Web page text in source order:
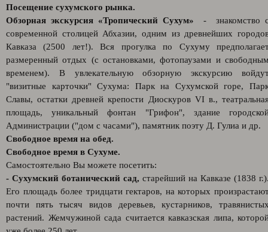
Посещение сухумского рынка.
Обзорная экскурсия «Тропический Сухум» - знакомство
современной столицей Абхазии, одним из древнейших
Кавказа (2500 лет!). Вся прогулка по Сухуму
размеренный отдых (с остановками, фотопаузами и
временем). В увлекательную обзорную экскурсию
"визитные карточки" Сухума: Парк на Сухумской горе,
Славы, остатки древней крепости Диоскуров VI в.,
площадь, уникальный фонтан "Грифон", здание
Администрации ("дом с часами"), памятник поэту Д. Гулиа и др.
Свободное время на обед.
Свободное время в Сухуме.
Самостоятельно Вы можете посетить:
- Сухумский ботанический сад, старейший на Кавказе (1838
Его площадь более тридцати гектаров, на которых
почти пять тысяч видов деревьев, кустарников,
растений. Жемчужиной сада считается кавказская липа,